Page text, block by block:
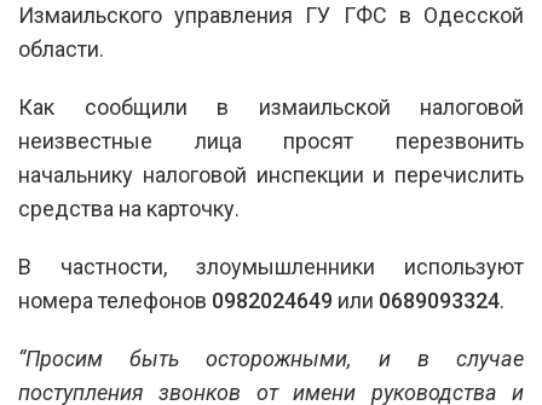
Измаильскогоуправления ГУ ГФС в Одесской
области.
Как сообщили в измаильской налоговой
неизвестные лица просят перезвонить
начальнику налоговой инспекции и перечислить
средства на карточку.
В частности, злоумышленники используют
номера телефонов 0982024649 или 0689093324.
“Просим быть осторожными, и в случае
поступления звонков от имени руководства и